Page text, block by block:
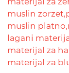
muslin zorzet,
muslin platno,
lagani
materijal za
materijal za